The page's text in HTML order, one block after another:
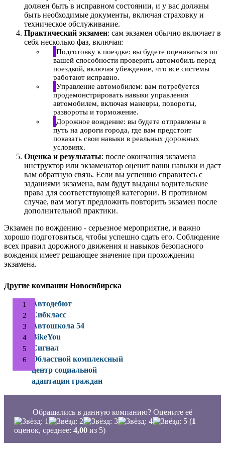
должен быть в исправном состоянии, и у вас должны
быть необходимые документы, включая страховку и
техническое обслуживание.
Практический экзамен: сам экзамен обычно включает в
себя несколько фаз, включая:
Подготовку к поездке: вы будете оцениваться по
вашей способности проверить автомобиль перед
поездкой, включая убеждение, что все системы
работают исправно.
Управление автомобилем: вам потребуется
продемонстрировать навыки управления
автомобилем, включая маневры, повороты,
развороты и торможение.
Дорожное вождение: вы будете отправлены в
путь на дороги города, где вам предстоит
показать свои навыки в реальных дорожных
условиях.
Оценка и результаты: после окончания экзамена
инструктор или экзаменатор оценит ваши навыки и даст
вам обратную связь. Если вы успешно справитесь с
заданиями экзамена, вам будут выданы водительские
права для соответствующей категории. В противном
случае, вам могут предложить повторить экзамен после
дополнительной практики.
Экзамен по вождению - серьезное мероприятие, и важно
хорошо подготовиться, чтобы успешно сдать его. Соблюдение
всех правил дорожного движения и навыков безопасного
вождения имеет решающее значение при прохождении
экзамена.
Другие компании Новосибирска
Автодебют
Сибкласс
Автошкола 54
BikeYou
Сигнал
Областной комплексный
центр социальной
адаптации граждан
Обращались в данную компанию? Оцените её
(1
оценок, среднее: 4,00 из 5)